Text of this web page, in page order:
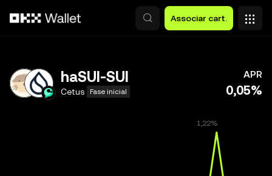
Associar cart.
haSUI-SUI
Cetus Fase inicial
APR
0,05%